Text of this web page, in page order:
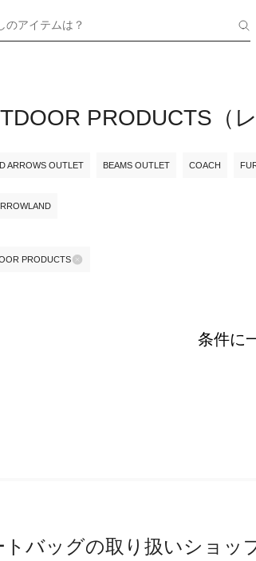
のアイテムは？
PRODUCTS（
ARROWS OUTLET BEAMS OUTLET COACH
PRODUCTS
条件に
トバッグの取り扱いショッ